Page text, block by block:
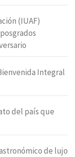
(IUAF)
Integral
del país que
de lujo